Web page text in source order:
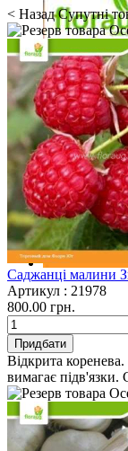
< НазадСупутні
Саджанці малини
Артикул : 21978
800.00 грн.
Придбати
Відкрита
вимагає підв'язки.